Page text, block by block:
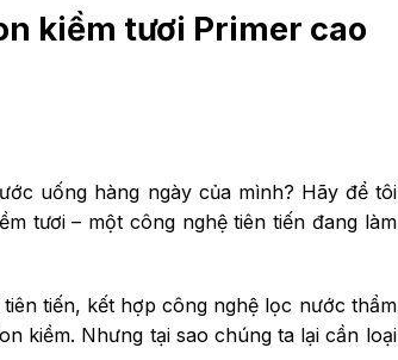
kiềm tươi Primer cao
uống hàng ngày của mình? Hãy để tôi
tươi – một công nghệ tiên tiến đang làm
tiến, kết hợp công nghệ lọc nước thẩm
kiềm. Nhưng tại sao chúng ta lại cần loại